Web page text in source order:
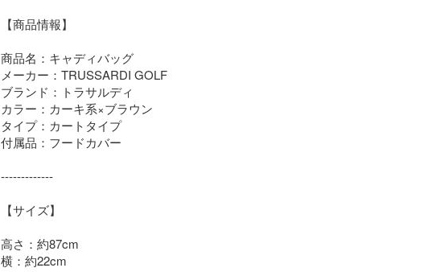
【商品情報】
商品名：キャディバッグ
メーカー：TRUSSARDI GOLF
ブランド：トラサルディ
カラー：カーキ系×ブラウン
タイプ：カートタイプ
付属品：フードカバー
-------------
【サイズ】
高さ：約87cm
横：約22cm